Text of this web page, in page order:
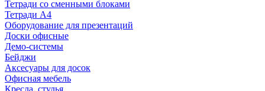
Тетради со сменными блоками
Тетради А4
Оборудование для презентаций
Доски офисные
Демо-системы
Бейджи
Аксесуары для досок
Офисная мебель
Кресла, стулья